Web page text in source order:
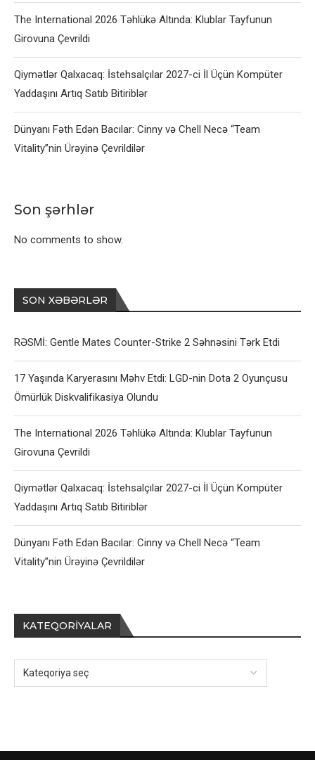
The International 2026 Təhlükə Altında: Klublar Tayfunun
Girovuna Çevrildi
Qiymətlər Qalxacaq: İstehsalçılar 2027-ci İl Üçün Kompüter
Yaddaşını Artıq Satıb Bitiriblər
Dünyanı Fəth Edən Bacılar: Cinny və Chell Necə “Team
Vitality”nin Ürəyinə Çevrildilər
Son şərhlər
No comments to show.
SON XƏBƏRLƏR
RƏSMİ: Gentle Mates Counter-Strike 2 Səhnəsini Tərk Etdi
17 Yaşında Karyerasını Məhv Etdi: LGD-nin Dota 2 Oyunçusu
Ömürlük Diskvalifikasiya Olundu
The International 2026 Təhlükə Altında: Klublar Tayfunun
Girovuna Çevrildi
Qiymətlər Qalxacaq: İstehsalçılar 2027-ci İl Üçün Kompüter
Yaddaşını Artıq Satıb Bitiriblər
Dünyanı Fəth Edən Bacılar: Cinny və Chell Necə “Team
Vitality”nin Ürəyinə Çevrildilər
KATEQORIYALAR